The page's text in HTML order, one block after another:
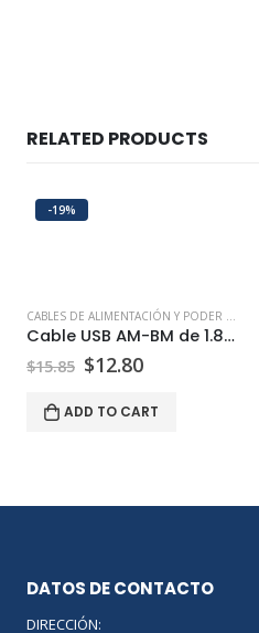
RELATED PRODUCTS
-19%
CABLES DE ALIMENTACIÓN Y PODER USB HDMI ETHERNET | PEPTEL
Cable USB AM-BM de 1.80 Metros
$15.85 $12.80
ADD TO CART
DATOS DE CONTACTO
DIRECCIÓN: